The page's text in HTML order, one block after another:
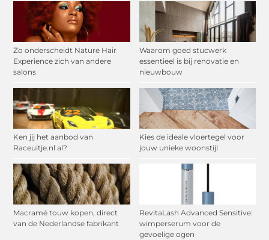
Zo onderscheidt Nature Hair
Experience zich van andere
salons
Waarom goed stucwerk
essentieel is bij renovatie en
nieuwbouw
Ken jij het aanbod van
Raceuitje.nl al?
Kies de ideale vloertegel voor
jouw unieke woonstijl
Macramé touw kopen, direct
van de Nederlandse fabrikant
RevitaLash Advanced Sensitive:
wimperserum voor de
gevoelige ogen